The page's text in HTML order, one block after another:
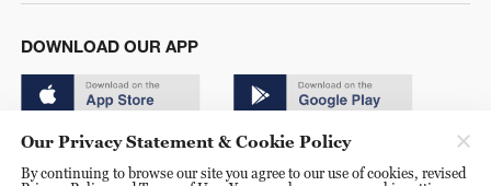
DOWNLOAD OUR APP
Our Privacy Statement & Cookie Policy
By continuing to browse our site you agree to our use of cookies, revised